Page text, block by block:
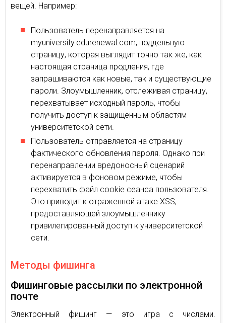
вещей. Например:
Пользователь перенаправляется на
myuniversity.edurenewal.com, поддельную
страницу, которая выглядит точно так же, как
настоящая страница продления, где
запрашиваются как новые, так и существующие
пароли. Злоумышленник, отслеживая страницу,
перехватывает исходный пароль, чтобы
получить доступ к защищенным областям
университетской сети.
Пользователь отправляется на страницу
фактического обновления пароля. Однако при
перенаправлении вредоносный сценарий
активируется в фоновом режиме, чтобы
перехватить файл cookie сеанса пользователя.
Это приводит к отраженной атаке XSS,
предоставляющей злоумышленнику
привилегированный доступ к университетской
сети.
Методы фишинга
Фишинговые рассылки по электронной
почте
Электронный фишинг — это игра с числами.